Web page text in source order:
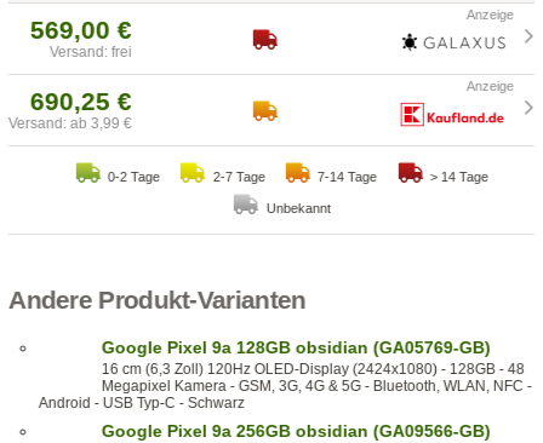
569,00 €
Versand: frei
690,25 €
Versand: ab 3,99 €
0-2 Tage 2-7 Tage 7-14 Tage > 14 Tage
Unbekannt
Andere Produkt-Varianten
Google Pixel 9a 128GB obsidian (GA05769-GB)
16 cm (6,3 Zoll) 120Hz OLED-Display (2424x1080) - 128GB - 48
Megapixel Kamera - GSM, 3G, 4G & 5G - Bluetooth, WLAN, NFC -
Android - USB Typ-C - Schwarz
Google Pixel 9a 256GB obsidian (GA09566-GB)